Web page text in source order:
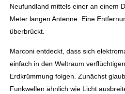
Neufundland mittels einer an einem
Meter langen Antenne. Eine
überbrückt.
Marconi entdeckt, dass sich
einfach in den Weltraum
Erdkrümmung folgen. Zunächst
Funkwellen ähnlich wie Licht